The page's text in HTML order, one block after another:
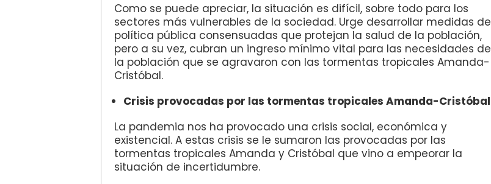
Como se puede apreciar, la situación es difícil, sobre todo para los
sectores más vulnerables de la sociedad. Urge desarrollar medidas de
política pública consensuadas que protejan la salud de la población,
pero a su vez, cubran un ingreso mínimo vital para las necesidades de
la población que se agravaron con las tormentas tropicales Amanda-
Cristóbal.
Crisis provocadas por las tormentas tropicales Amanda-Cristóbal
La pandemia nos ha provocado una crisis social, económica y
existencial. A estas crisis se le sumaron las provocadas por las
tormentas tropicales Amanda y Cristóbal que vino a empeorar la
situación de incertidumbre.